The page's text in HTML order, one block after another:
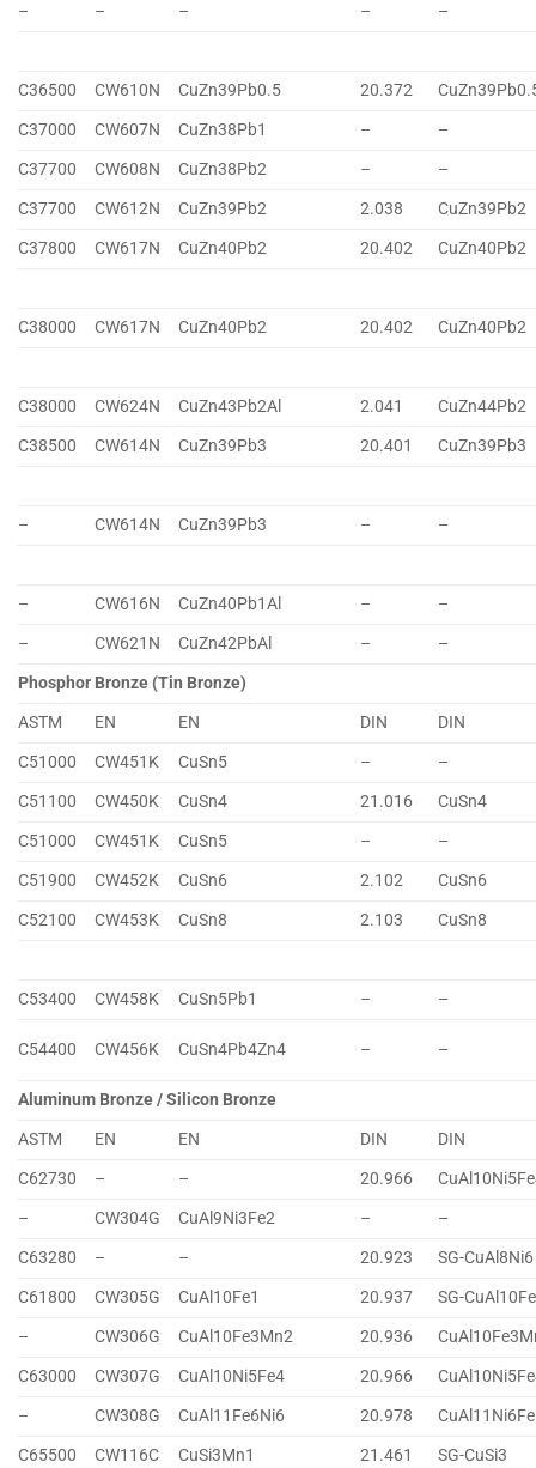
–
– – – –
C36500 CW610N CuZn39Pb0.5 20.372
C37000
CW607N CuZn38Pb1 –
–
C37700
CW608N CuZn38Pb2 –
–
C37700
CW612N CuZn39Pb2 2.038
CuZn39Pb2
C37800
CW617N CuZn40Pb2 20.402 CuZn40Pb2
C38000 CW617N CuZn40Pb2 20.402 CuZn40Pb2
C38000 CW624N CuZn43Pb2Al 2.041
CuZn44Pb2
C38500
CW614N CuZn39Pb3 20.401 CuZn39Pb3
– CW614N CuZn39Pb3 – –
– CW616N CuZn40Pb1Al –
–
–
CW621N CuZn42PbAl –
–
Phosphor Bronze (Tin Bronze)
ASTM
EN EN DIN
DIN
C51000
CW451K CuSn5 –
–
C51100
CW450K CuSn4 21.016
CuSn4
C51000
CW451K CuSn5 –
–
C51900
CW452K CuSn6 2.102
CuSn6
C52100
CW453K CuSn8 2.103 CuSn8
C53400 CW458K CuSn5Pb1 – –
C54400 CW456K CuSn4Pb4Zn4 – –
Aluminum Bronze / Silicon Bronze
ASTM
EN EN DIN
DIN
C62730
– – 20.966
–
CW304G CuAl9Ni3Fe2 –
–
C63280
– – 20.923
SG-CuAl8Ni6
C61800
CW305G CuAl10Fe1 20.937
SG-CuAl10Fe
–
CW306G CuAl10Fe3Mn2 20.936
C63000
CW307G CuAl10Ni5Fe4 20.966
–
CW308G CuAl11Fe6Ni6 20.978
C65500
CW116C CuSi3Mn1 21.461
SG-CuSi3